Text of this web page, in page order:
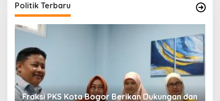
Politik Terbaru
Fraksi PKS Kota Bogor Berikan Dukungan dan